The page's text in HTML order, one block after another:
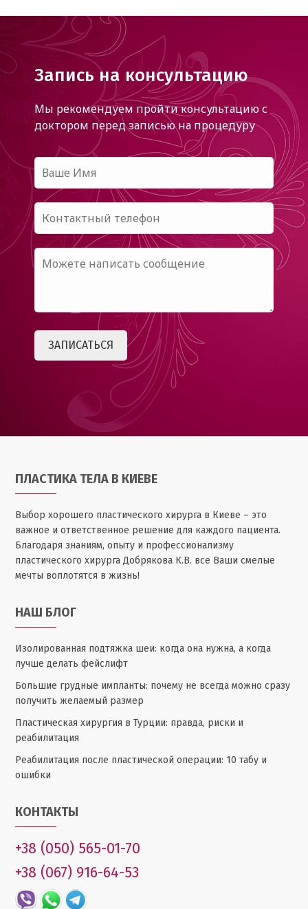
Запись на консультацию
Мы рекомендуем пройти консультацию с
доктором перед записью на процедуру
ПЛАСТИКА ТЕЛА В КИЕВЕ
Выбор хорошего пластического хирурга в Киеве – это
важное и ответственное решение для каждого пациента.
Благодаря знаниям, опыту и профессионализму
пластического хирурга Добрякова К.В. все Ваши смелые
мечты воплотятся в жизнь!
НАШ БЛОГ
Изолированная подтяжка шеи: когда она нужна, а когда
лучше делать фейслифт
Большие грудные импланты: почему не всегда можно сразу
получить желаемый размер
Пластическая хирургия в Турции: правда, риски и
реабилитация
Реабилитация после пластической операции: 10 табу и
ошибки
КОНТАКТЫ
+38 (050) 565-01-70
+38 (067) 916-64-53